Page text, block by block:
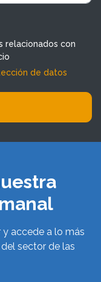
relacionados con
de datos
accede a lo más
sector de las